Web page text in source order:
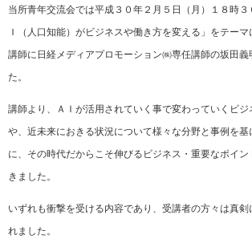
当所青年交流会では平成３０年２月５日（月）１８時３
Ｉ（人口知能）がビジネスや働き方を変える」をテーマ
講師に日経メディアプロモーション㈱専任講師の坂田義
た。
講師より、ＡＩが活用されていく事で変わっていくビ
や、近未来におきる状況について様々な分野と事例を
に、その時代だからこそ伸びるビジネス・重要なポイ
きました。
いずれも衝撃を受ける内容であり、受講者の方々は真剣
れました。